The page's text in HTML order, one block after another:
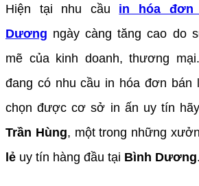
Hiện tại nhu cầu in hóa đơn
Dương ngày càng tăng cao do
mẽ của kinh doanh, thương
đang có nhu cầu in hóa đơn bán
chọn được cơ sở in ấn uy tín
Trần Hùng, một trong những
lẻ uy tín hàng đầu tại Bình Dương.